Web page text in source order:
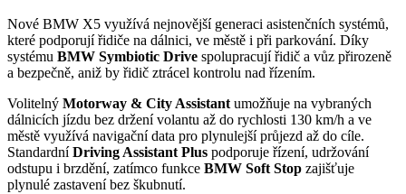
Nové BMW X5 využívá nejnovější generaci asistenčních systémů,
které podporují řidiče na dálnici, ve městě i při parkování. Díky
systému BMW Symbiotic Drive spolupracují řidič a vůz přirozeně
a bezpečně, aniž by řidič ztrácel kontrolu nad řízením.
Volitelný Motorway & City Assistantumožňuje na vybraných
dálnicích jízdu bez držení volantu až do rychlosti 130 km/h a ve
městě využívá navigační data pro plynulejší průjezd až do cíle.
Standardní Driving Assistant Plus podporuje řízení, udržování
odstupu i brzdění, zatímco funkce BMW Soft Stop zajišťuje
plynulé zastavení bez škubnutí.